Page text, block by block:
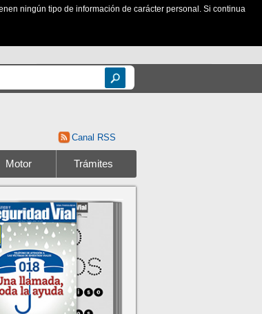
ningún tipo de información de carácter personal. Si continua
Canal RSS
Motor Trámites